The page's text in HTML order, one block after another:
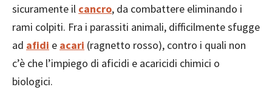
sicuramente il cancro, da combattere eliminando i
rami colpiti. Fra i parassiti animali, difficilmente sfugge
ad afidi e acari (ragnetto rosso), contro i quali non
c’è che l’impiego di aficidi e acaricidi chimici o
biologici.